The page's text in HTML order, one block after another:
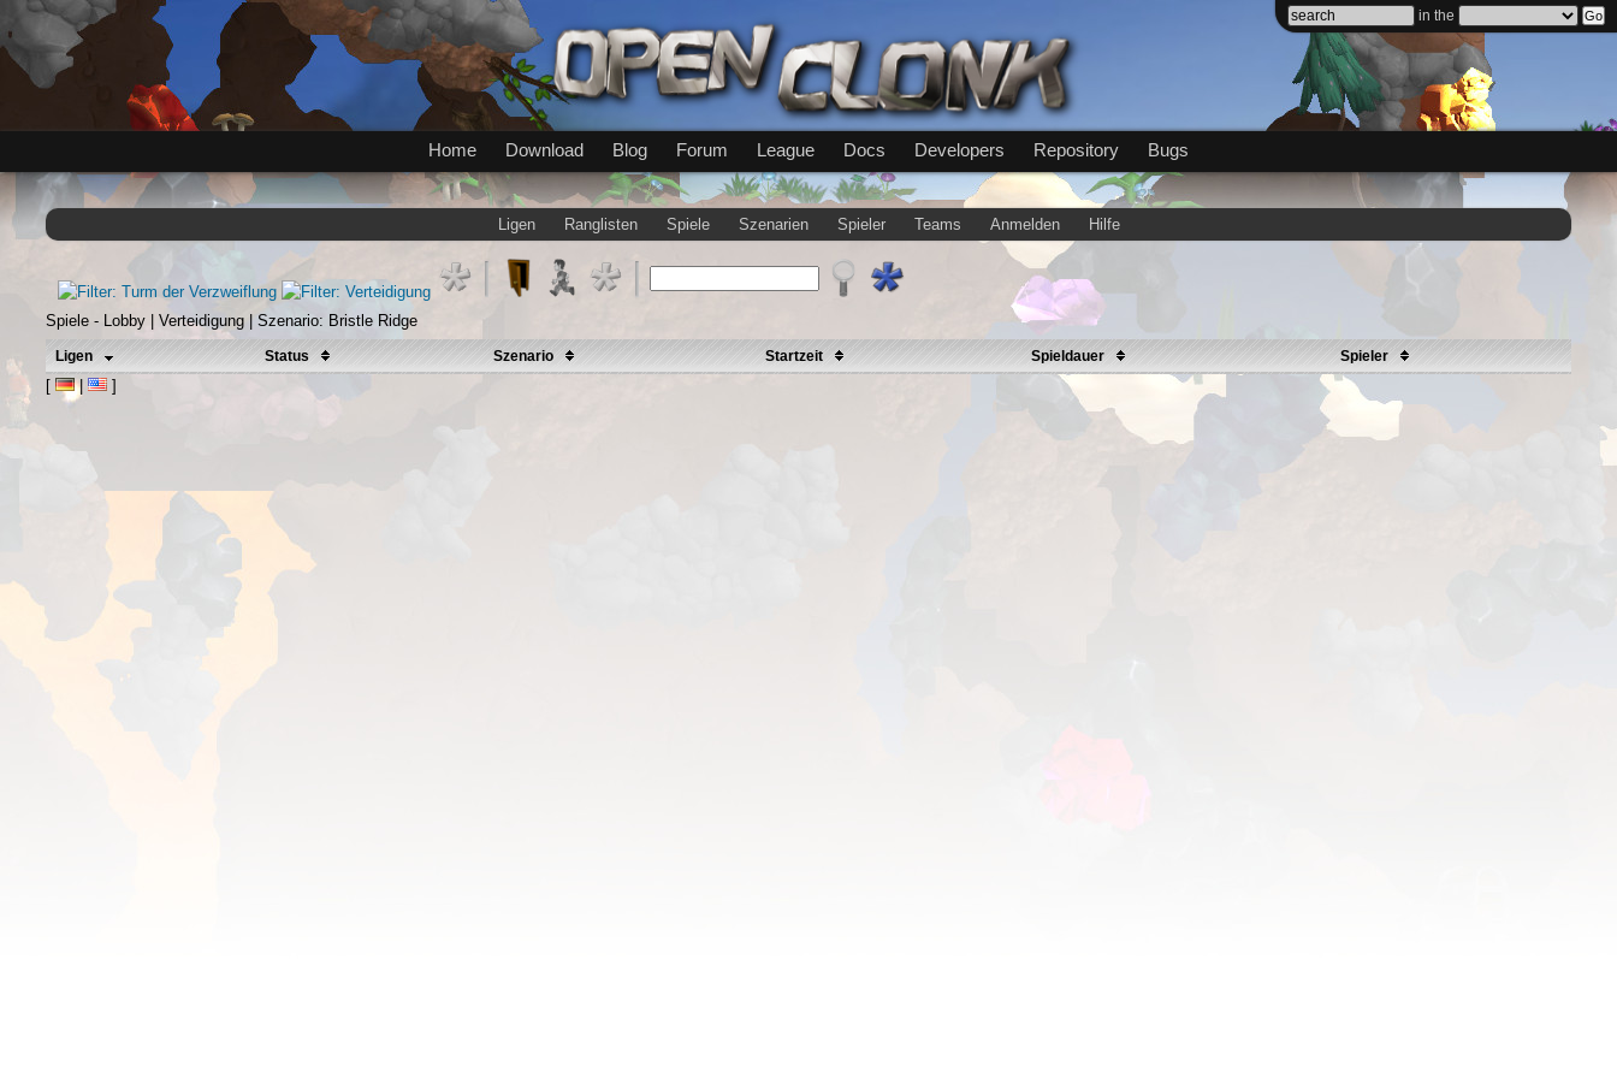
in the
Home Download Blog Forum League Docs Developers Repository Bugs
Ligen Ranglisten Spiele Szenarien Spieler Teams Anmelden Hilfe
Spiele - Lobby | Verteidigung | Szenario: Bristle Ridge
Ligen Status Szenario Startzeit Spieldauer Spieler
[ | ]